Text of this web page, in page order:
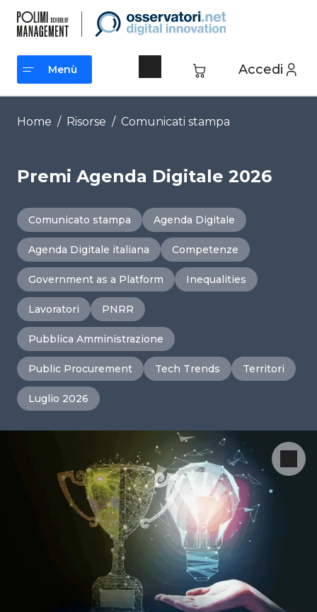
contenuto
Accedi
Menù
Menù
Home / Risorse / Comunicati stampa
Premi Agenda Digitale 2026
Comunicato stampa Agenda Digitale
Agenda Digitale italiana Competenze
Government as a Platform Inequalities
Lavoratori PNRR
Pubblica Amministrazione
Public Procurement Tech Trends Territori
Luglio 2026